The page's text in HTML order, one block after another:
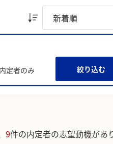
内定者のみ 絞り込む
9件の内定者の志望動機があ